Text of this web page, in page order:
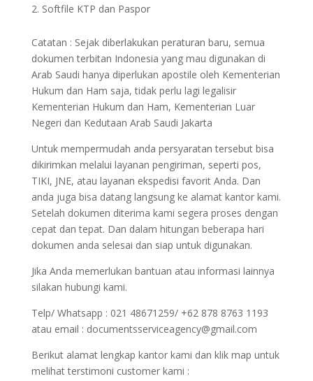
Softfile KTP dan Paspor
Catatan : Sejak diberlakukan peraturan baru, semua
dokumen terbitan Indonesia yang mau digunakan di
Arab Saudi hanya diperlukan apostile oleh Kementerian
Hukum dan Ham saja, tidak perlu lagi legalisir
Kementerian Hukum dan Ham, Kementerian Luar
Negeri dan Kedutaan Arab Saudi Jakarta
Untuk mempermudah anda persyaratan tersebut bisa
dikirimkan melalui layanan pengiriman, seperti pos,
TIKI, JNE, atau layanan ekspedisi favorit Anda. Dan
anda juga bisa datang langsung ke alamat kantor kami.
Setelah dokumen diterima kami segera proses dengan
cepat dan tepat. Dan dalam hitungan beberapa hari
dokumen anda selesai dan siap untuk digunakan.
Jika Anda memerlukan bantuan atau informasi lainnya
silakan hubungi kami.
Telp/ Whatsapp : 021 48671259/ +62 878 8763 1193
atau email : documentsserviceagency@gmail.com
Berikut alamat lengkap kantor kami dan klik map untuk
melihat terstimoni customer kami :